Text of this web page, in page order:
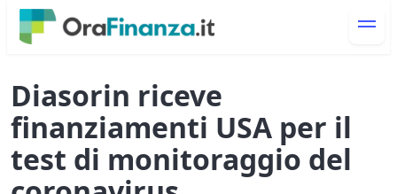
Diasorin riceve
finanziamenti USA per il
test di monitoraggio del